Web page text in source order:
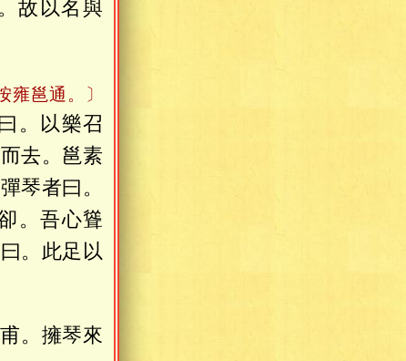
故以名與
雍邕通。〕
。以樂召
去。邕素
琴者曰。
。吾心聳
。此足以
。擁琴來